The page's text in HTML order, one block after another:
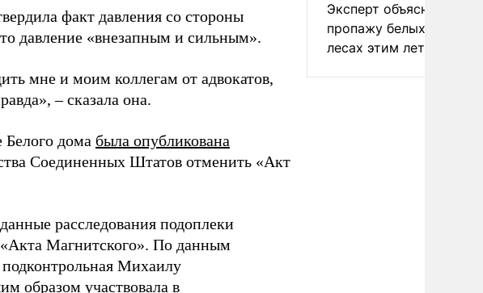
факт давления со стороны
давление «внезапным и сильным».
мне и моим коллегам от адвокатов,
– сказала она.
дома была опубликована
Соединенных Штатов отменить «Акт
расследования подоплеки
Магнитского». По данным
Михаилу
образом участвовала в
Эксперт объяснил
пропажу белых грибов
лесах этим летом